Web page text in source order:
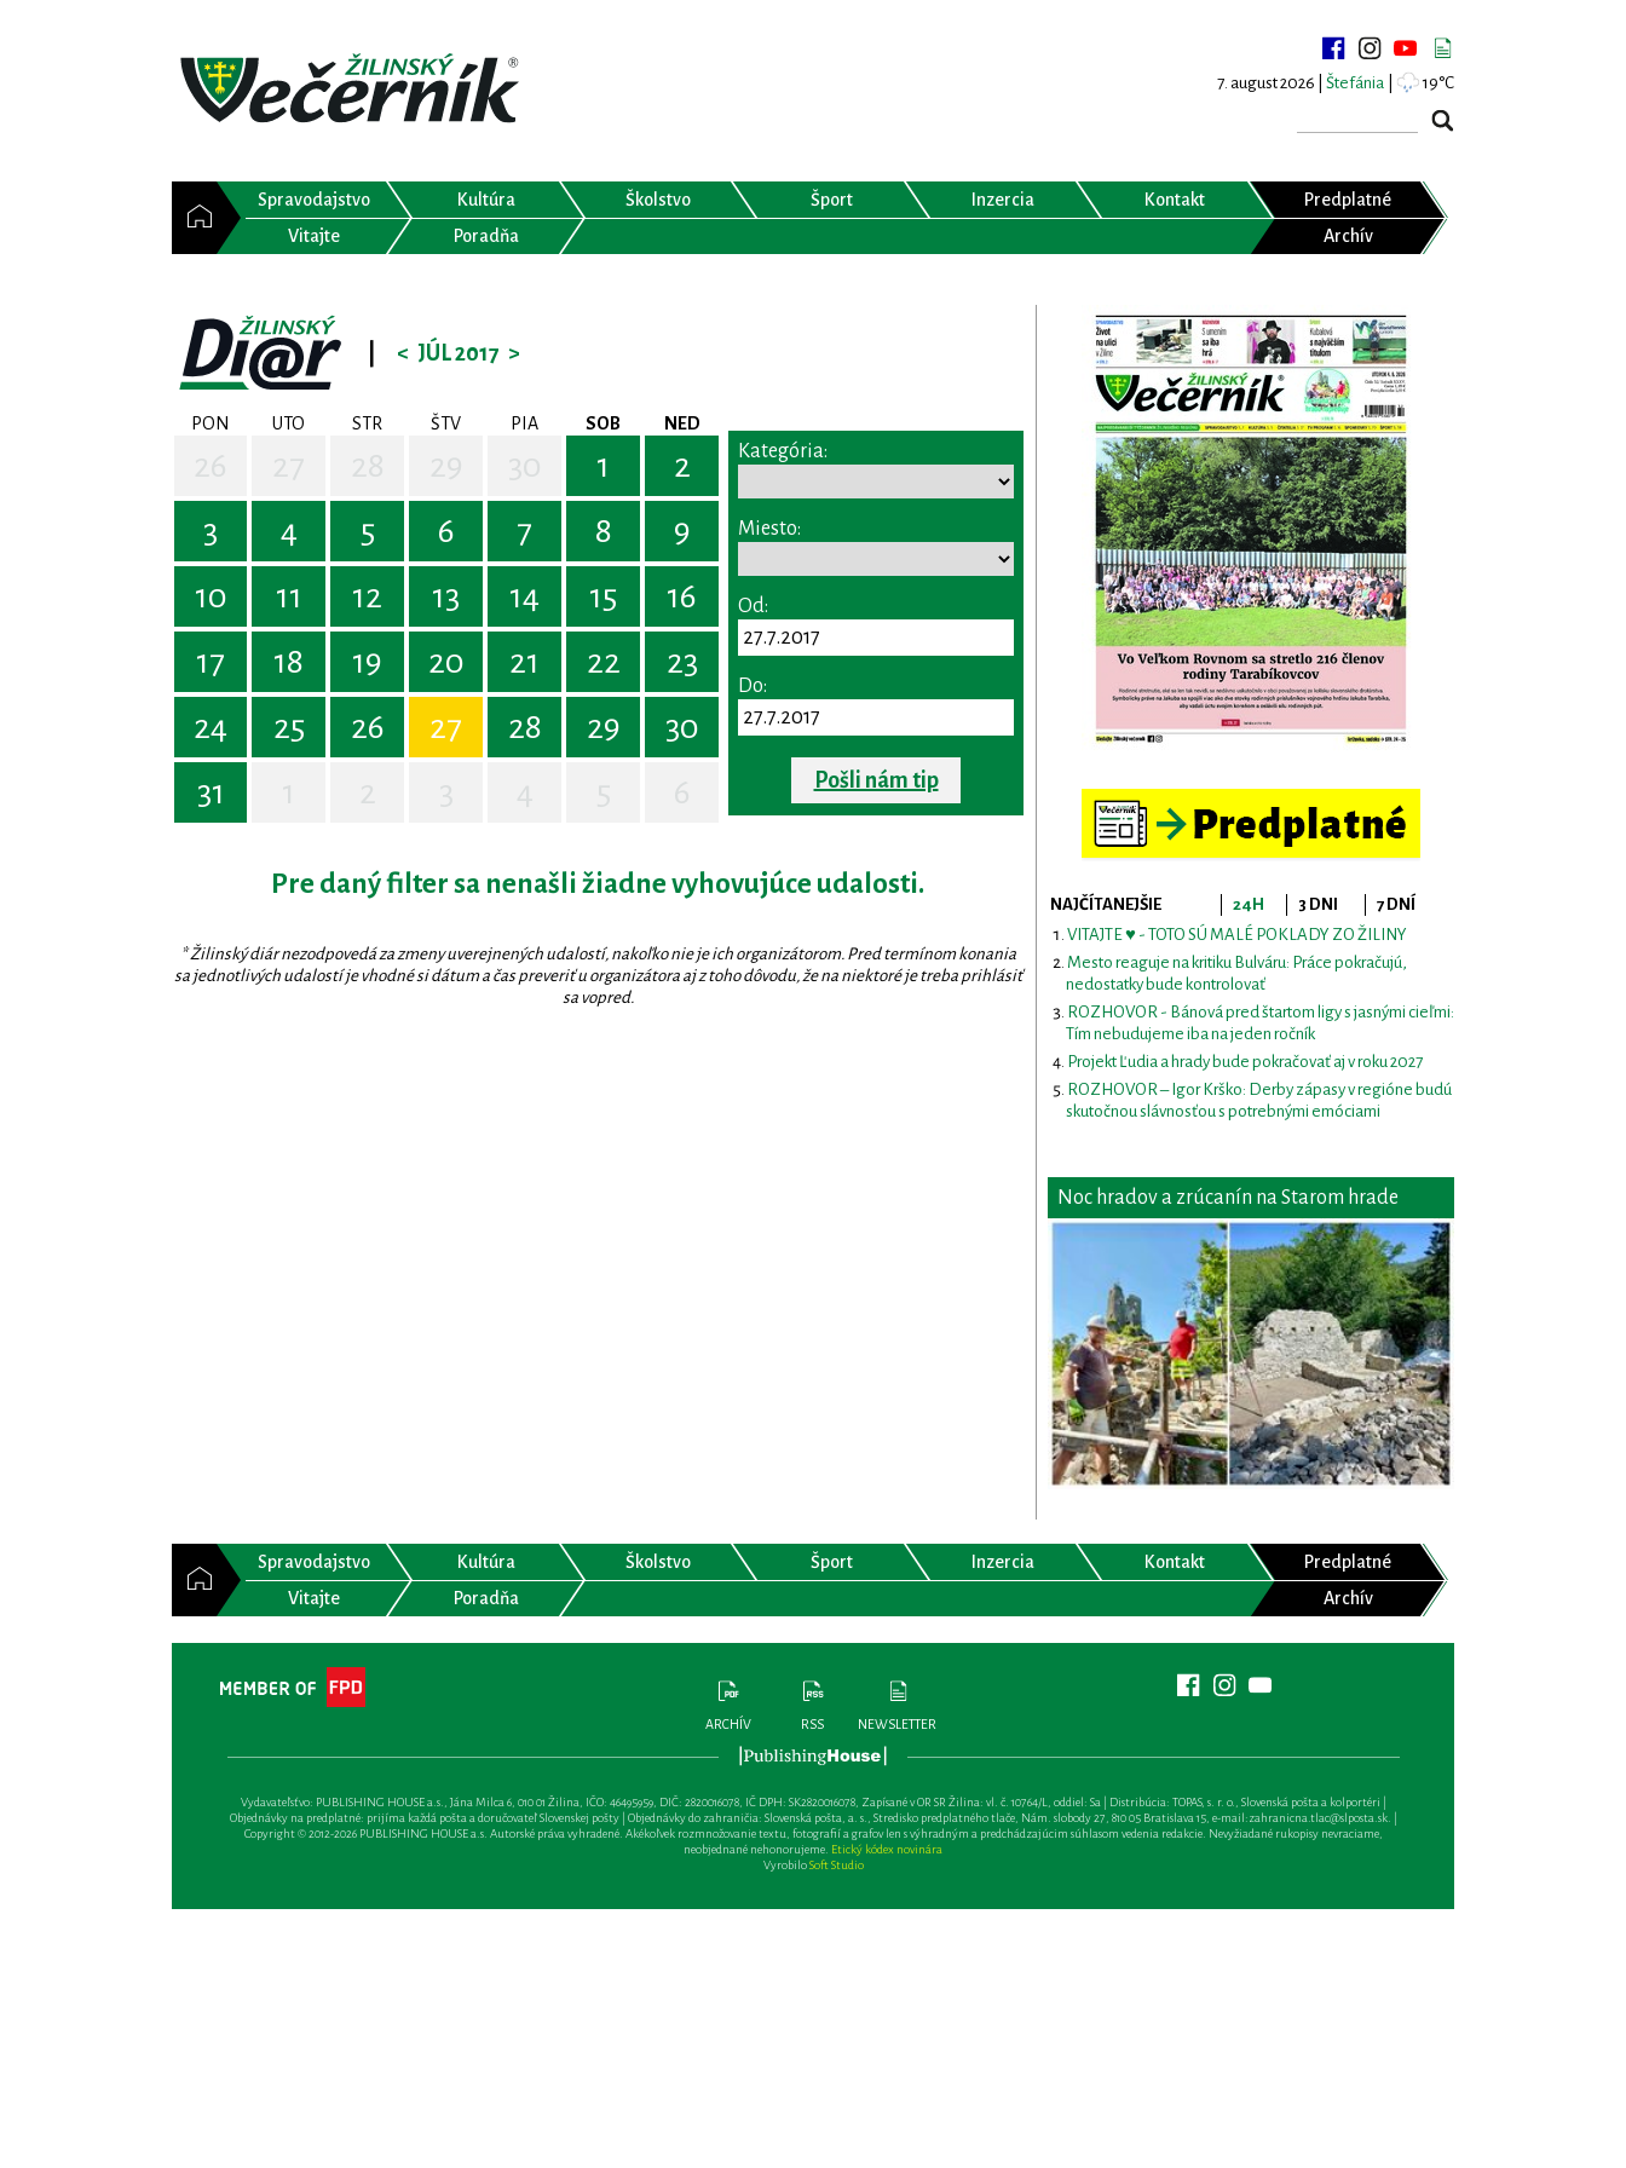
7. august 2026 | Štefánia 19°C
Spravodajstvo Kultúra Školstvo Šport Inzercia Kontakt
Predplatné
Vitajte
Poradňa Archív
< JÚL 2017 >
PON UTO STR ŠTV PIA SOB NED
1
2
3
4 5 6 7 8
9
10
11 12 13 14 15
16
17
18 19 20 21 22
23
24
25 26 27 28 29
30
31
Kategória:
Miesto:
Od:
Do:
Pošli nám tip
Pre daný filter sa nenašli žiadne vyhovujúce udalosti.
* Žilinský diár nezodpovedá za zmeny uverejnených udalostí, nakoľko nie je ich organizátorom. Pred termínom konania
sa jednotlivých udalostí je vhodné si dátum a čas preveriť u organizátora aj z toho dôvodu, že na niektoré je treba prihlásiť
sa vopred.
NAJČÍTANEJŠIE 24H 3 DNI
7 DNÍ
VITAJTE ♥ - TOTO SÚ MALÉ POKLADY ZO ŽILINY
Mesto reaguje na kritiku Bulváru: Práce pokračujú,
nedostatky bude kontrolovať
ROZHOVOR - Bánová pred štartom ligy s jasnými cieľmi:
Tím nebudujeme iba na jeden ročník
Projekt Ľudia a hrady bude pokračovať aj v roku 2027
ROZHOVOR – Igor Krško: Derby zápasy v regióne budú
skutočnou slávnosťou s potrebnými emóciami
Noc hradov a zrúcanín na Starom hrade
Spravodajstvo Kultúra Školstvo Šport Inzercia Kontakt
Predplatné
Vitajte
Poradňa Archív
ARCHÍV RSS NEWSLETTER
Vydavateľsťvo: PUBLISHING HOUSE a.s., Jána Milca 6, 010 01 Žilina, IČO: 46495959, DIČ: 2820016078, IČ DPH: SK2820016078, Zapísané v OR SR Žilina: vl. č. 10764/L, oddiel: Sa | Distribúcia: TOPAS, s. r. o., Slovenská pošta a kolportéri |
Objednávky na predplatné: prijíma každá pošta a doručovateľ Slovenskej pošty | Objednávky do zahraničia: Slovenská pošta, a. s., Stredisko predplatného tlače, Nám. slobody 27, 810 05 Bratislava 15, e-mail:zahranicna.tlac@slposta.sk. |
Copyright © 2012-2026 PUBLISHING HOUSE a.s. Autorské práva vyhradené. Akékoľvek rozmnožovanie textu, fotografií a grafov len s výhradným a predchádzajúcim súhlasom vedenia redakcie. Nevyžiadané rukopisy nevraciame,
neobjednané nehonorujeme. Etický kódex novinára
VyrobiloSoft Studio